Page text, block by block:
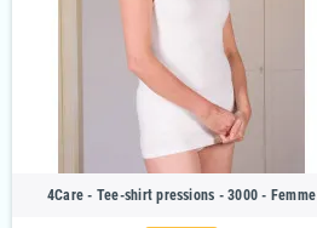
4Care - Tee-shirt pressions - 3000 - Femme